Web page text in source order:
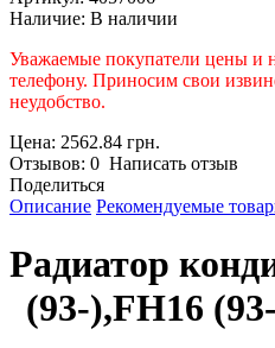
Наличие: В наличии
Уважаемые покупатели цены и
телефону. Приносим свои
неудобство.
Цена: 2562.84 грн.
Отзывов: 0 Написать отзыв
Поделиться
Описание Рекомендуемые
Радиатор
(93-),FH16